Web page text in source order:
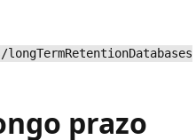
prazo